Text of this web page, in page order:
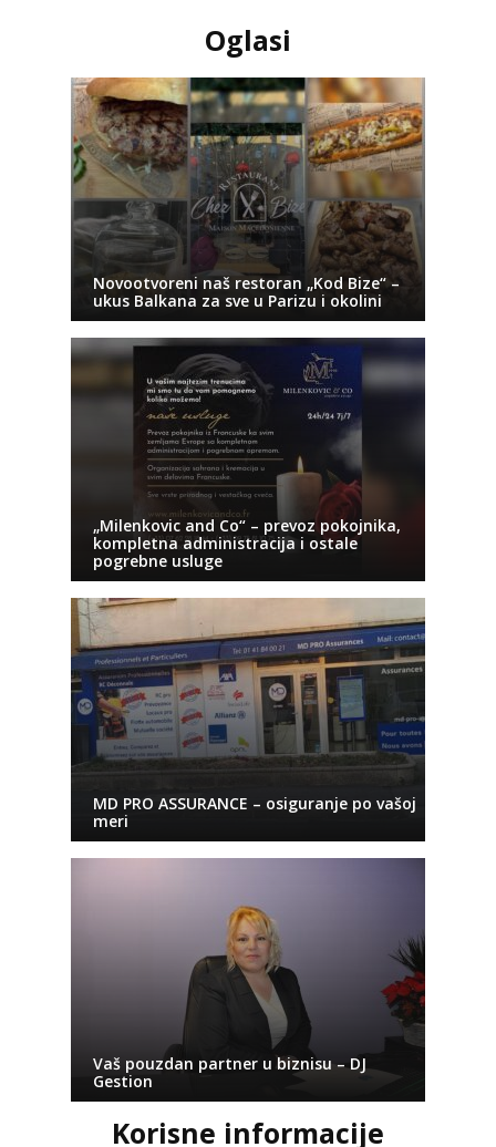
Oglasi
Novootvoreni naš restoran „Kod Bize“ –
ukus Balkana za sve u Parizu i okolini
„Milenkovic and Co“ – prevoz pokojnika,
kompletna administracija i ostale
pogrebne usluge
MD PRO ASSURANCE – osiguranje po vašoj
meri
Vaš pouzdan partner u biznisu – DJ
Gestion
Korisne informacije